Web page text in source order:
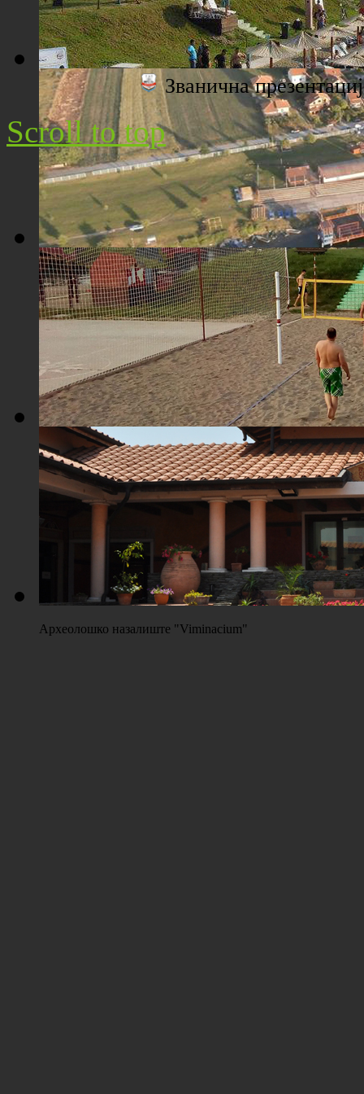
Плажа "Топољар" - Поглед са торња
Плажа "Топољар" - Поглед из ваздуха
Плажа "Топољар" - Терени на песку
Археолошко назалиште "Viminacium"
Званична
Scroll to top